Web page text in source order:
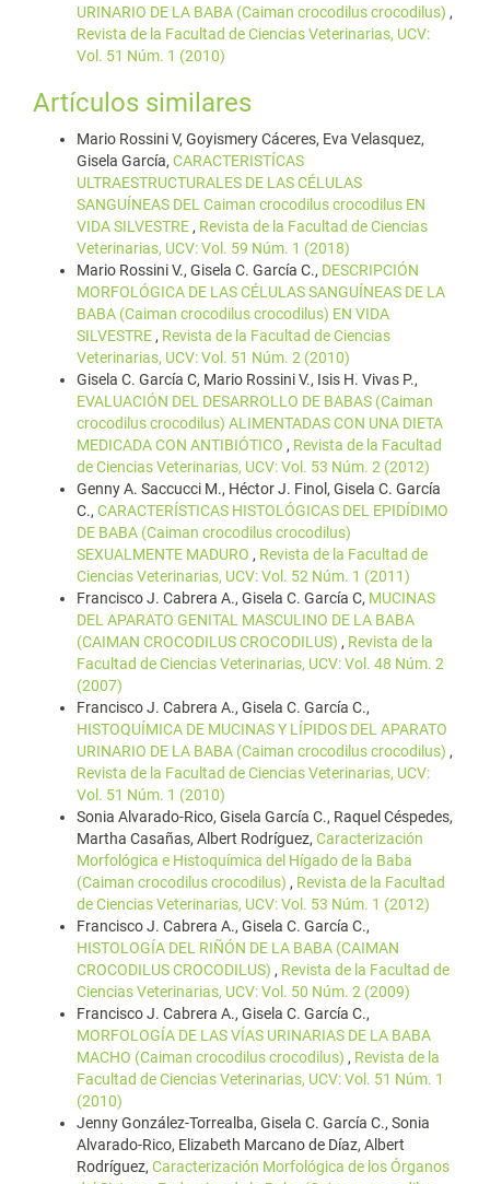
URINARIO DE LA BABA (Caiman crocodilus crocodilus) ,
Revista de la Facultad de Ciencias Veterinarias, UCV:
Vol. 51 Núm. 1 (2010)
Artículos similares
Mario Rossini V, Goyismery Cáceres, Eva Velasquez,
Gisela García, CARACTERISTÍCAS
ULTRAESTRUCTURALES DE LAS CÉLULAS
SANGUÍNEAS DEL Caiman crocodilus crocodilus EN
VIDA SILVESTRE , Revista de la Facultad de Ciencias
Veterinarias, UCV: Vol. 59 Núm. 1 (2018)
Mario Rossini V., Gisela C. García C., DESCRIPCIÓN
MORFOLÓGICA DE LAS CÉLULAS SANGUÍNEAS DE LA
BABA (Caiman crocodilus crocodilus) EN VIDA
SILVESTRE , Revista de la Facultad de Ciencias
Veterinarias, UCV: Vol. 51 Núm. 2 (2010)
Gisela C. García C, Mario Rossini V., Isis H. Vivas P.,
EVALUACIÓN DEL DESARROLLO DE BABAS (Caiman
crocodilus crocodilus) ALIMENTADAS CON UNA DIETA
MEDICADA CON ANTIBIÓTICO , Revista de la Facultad
de Ciencias Veterinarias, UCV: Vol. 53 Núm. 2 (2012)
Genny A. Saccucci M., Héctor J. Finol, Gisela C. García
C., CARACTERÍSTICAS HISTOLÓGICAS DEL EPIDÍDIMO
DE BABA (Caiman crocodilus crocodilus)
SEXUALMENTE MADURO , Revista de la Facultad de
Ciencias Veterinarias, UCV: Vol. 52 Núm. 1 (2011)
Francisco J. Cabrera A., Gisela C. García C, MUCINAS
DEL APARATO GENITAL MASCULINO DE LA BABA
(CAIMAN CROCODILUS CROCODILUS) , Revista de la
Facultad de Ciencias Veterinarias, UCV: Vol. 48 Núm. 2
(2007)
Francisco J. Cabrera A., Gisela C. García C.,
HISTOQUÍMICA DE MUCINAS Y LÍPIDOS DEL APARATO
URINARIO DE LA BABA (Caiman crocodilus crocodilus) ,
Revista de la Facultad de Ciencias Veterinarias, UCV:
Vol. 51 Núm. 1 (2010)
Sonia Alvarado-Rico, Gisela García C., Raquel Céspedes,
Martha Casañas, Albert Rodríguez, Caracterización
Morfológica e Histoquímica del Hígado de la Baba
(Caiman crocodilus crocodilus) , Revista de la Facultad
de Ciencias Veterinarias, UCV: Vol. 53 Núm. 1 (2012)
Francisco J. Cabrera A., Gisela C. García C.,
HISTOLOGÍA DEL RIÑÓN DE LA BABA (CAIMAN
CROCODILUS CROCODILUS) , Revista de la Facultad de
Ciencias Veterinarias, UCV: Vol. 50 Núm. 2 (2009)
Francisco J. Cabrera A., Gisela C. García C.,
MORFOLOGÍA DE LAS VÍAS URINARIAS DE LA BABA
MACHO (Caiman crocodilus crocodilus) , Revista de la
Facultad de Ciencias Veterinarias, UCV: Vol. 51 Núm. 1
(2010)
Jenny González-Torrealba, Gisela C. García C., Sonia
Alvarado-Rico, Elizabeth Marcano de Díaz, Albert
Rodríguez, Caracterización Morfológica de los Órganos